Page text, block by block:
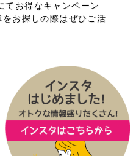
てお得なキャンペーン
お探しの際はぜひご活